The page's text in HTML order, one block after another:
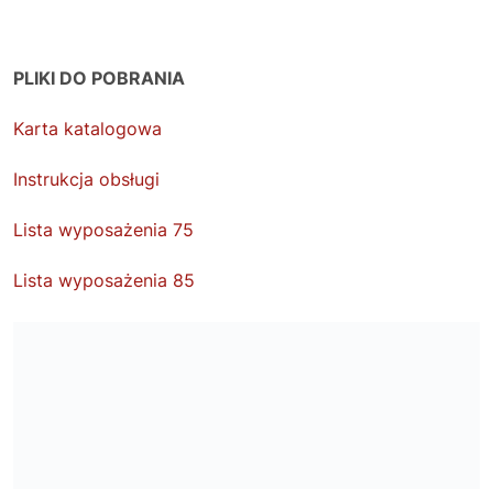
PLIKI DO POBRANIA
Karta katalogowa
Instrukcja obsługi
Lista wyposażenia 75
Lista wyposażenia 85